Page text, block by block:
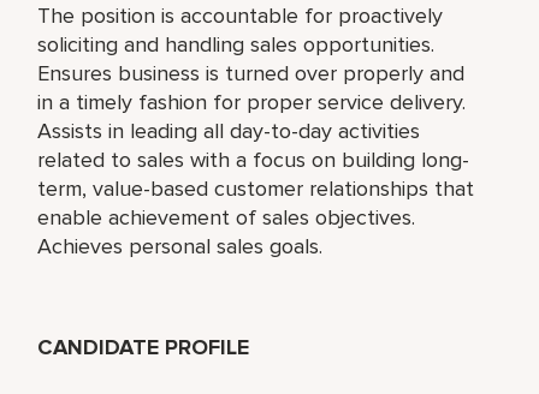
The position is accountable for proactively
soliciting and handling sales opportunities.
Ensures business is turned over properly and
in a timely fashion for proper service delivery.
Assists in leading all day-to-day activities
related to sales with a focus on building long-
term, value-based customer relationships that
enable achievement of sales objectives.
Achieves personal sales goals.
CANDIDATE PROFILE